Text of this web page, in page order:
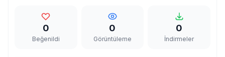
0
Beğenildi
0
Görüntüleme
0
İndirmeler